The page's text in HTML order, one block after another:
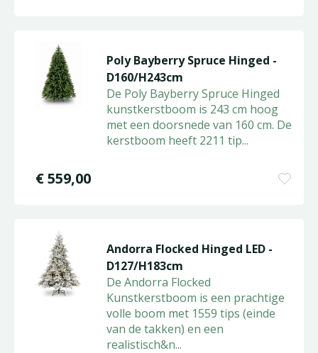
Poly Bayberry Spruce Hinged -
D160/H243cm
De Poly Bayberry Spruce Hinged
kunstkerstboom is 243 cm hoog
met een doorsnede van 160 cm. De
kerstboom heeft 2211 tip...
€559,00
Andorra Flocked Hinged LED -
D127/H183cm
De Andorra Flocked
Kunstkerstboom is een prachtige
volle boom met 1559 tips (einde
van de takken) en een
realistisch&n...